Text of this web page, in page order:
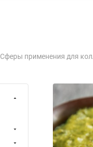
Сферы применения для